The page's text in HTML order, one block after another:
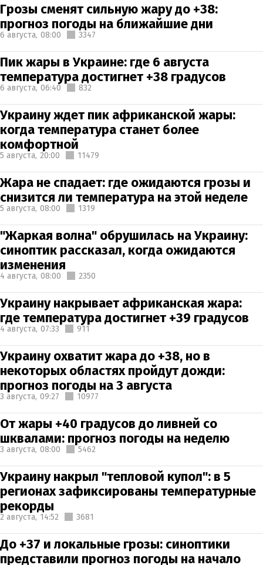
Грозы сменят сильную жару до +38:
прогноз погоды на ближайшие дни
6 августа, 08:00 3347
Пик жары в Украине: где 6 августа
температура достигнет +38 градусов
6 августа, 06:40 832
Украину ждет пик африканской жары:
когда температура станет более
комфортной
5 августа, 20:00 11479
Жара не спадает: где ожидаются грозы и
снизится ли температура на этой неделе
5 августа, 08:00 1319
"Жаркая волна" обрушилась на Украину:
синоптик рассказал, когда ожидаются
изменения
4 августа, 08:00 2350
Украину накрывает африканская жара:
где температура достигнет +39 градусов
4 августа, 07:33 911
Украину охватит жара до +38, но в
некоторых областях пройдут дожди:
прогноз погоды на 3 августа
3 августа, 09:27 10977
От жары +40 градусов до ливней со
шквалами: прогноз погоды на неделю
3 августа, 08:00 5462
Украину накрыл "тепловой купол": в 5
регионах зафиксированы температурные
рекорды
2 августа, 14:52 3681
До +37 и локальные грозы: синоптики
представили прогноз погоды на начало